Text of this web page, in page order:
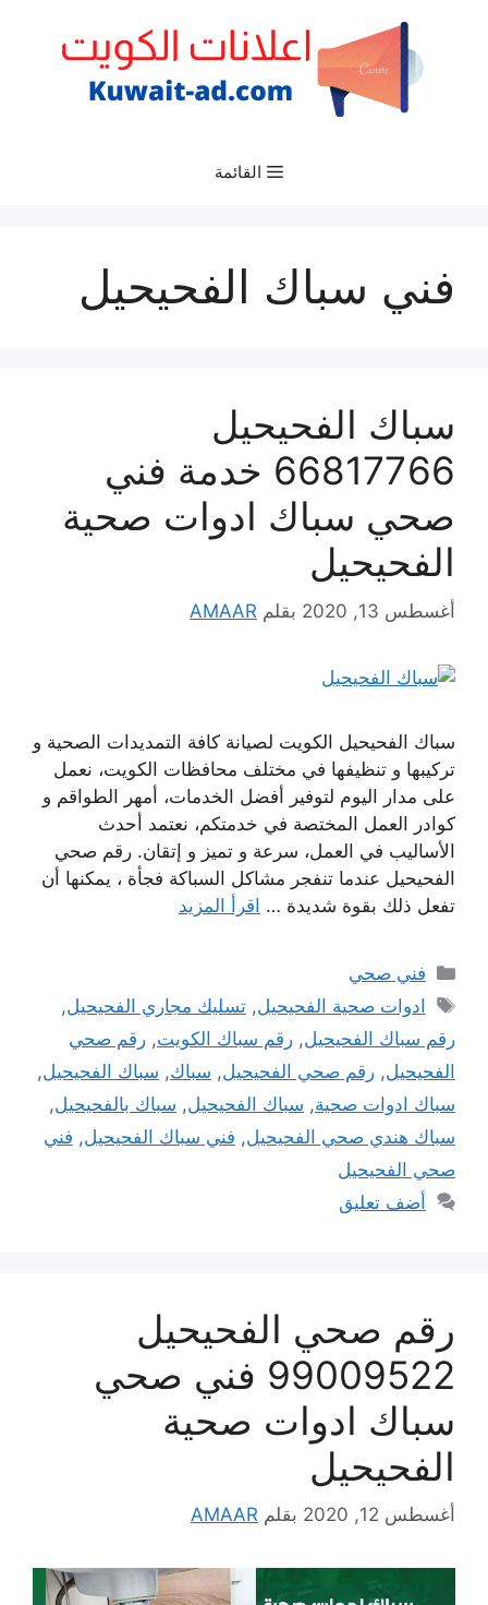
القائمة
فني سباك الفحيحيل
سباك الفحيحيل
66817766 خدمة فني
صحي سباك ادوات صحية
الفحيحيل
أغسطس 13, 2020 بقلم AMAAR
سباك الفحيحيل الكويت لصيانة كافة التمديدات الصحية و
تركيبها و تنظيفها في مختلف محافظات الكويت، نعمل
على مدار اليوم لتوفير أفضل الخدمات، أمهر الطواقم و
كوادر العمل المختصة في خدمتكم، نعتمد أحدث
الأساليب في العمل، سرعة و تميز و إتقان. رقم صحي
الفحيحيل عندما تنفجر مشاكل السباكة فجأة ، يمكنها أن
تفعل ذلك بقوة شديدة … اقرأ المزيد
التصنيفات
فني صحي
الوسوم
ادوات صحية الفحيحيل,تسليك مجاري الفحيحيل,
رقم سباك الفحيحيل, رقم سباك الكويت, رقم صحي
الفحيحيل, رقم صحي الفحيحيل, سباك, سباك الفحيحيل,
سباك ادوات صحية, سباك الفحيحيل, سباك بالفحيحيل,
سباك هندي صحي الفحيحيل, فني سباك الفحيحيل, فني
صحي الفحيحيل
أضف تعليق
رقم صحي الفحيحيل
99009522 فني صحي
سباك ادوات صحية
الفحيحيل
أغسطس 12, 2020 بقلم AMAAR